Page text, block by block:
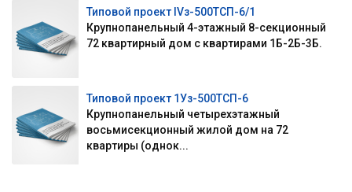
Типовой проект IVз-500ТСП-6/1
Крупнопанельный 4-этажный 8-секционный
72 квартирный дом с квартирами 1Б-2Б-3Б.
Типовой проект 1Уз-500ТСП-6
Крупнопанельный четырехэтажный
восьмисекционный жилой дом на 72
квартиры (однок...